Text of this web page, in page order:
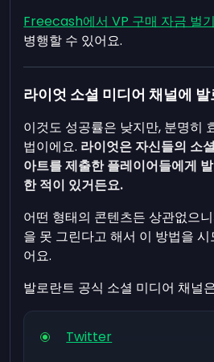
Freecash에서 VP 구매 자금 벌기
병행할 수 있어요.
라이엇 소셜 미디어 채널에
이것도 성공률은 낮지만, 분명히
법이에요. 라이엇은 자신들의 소
아트를 제출한 플레이어들에게
한 적이 있거든요.
어떤 형태의 콘텐츠든 상관없으
을 못 그린다고 해서 이 방법을
어요.
발로란트 공식 소셜 미디어 채널
Twitter